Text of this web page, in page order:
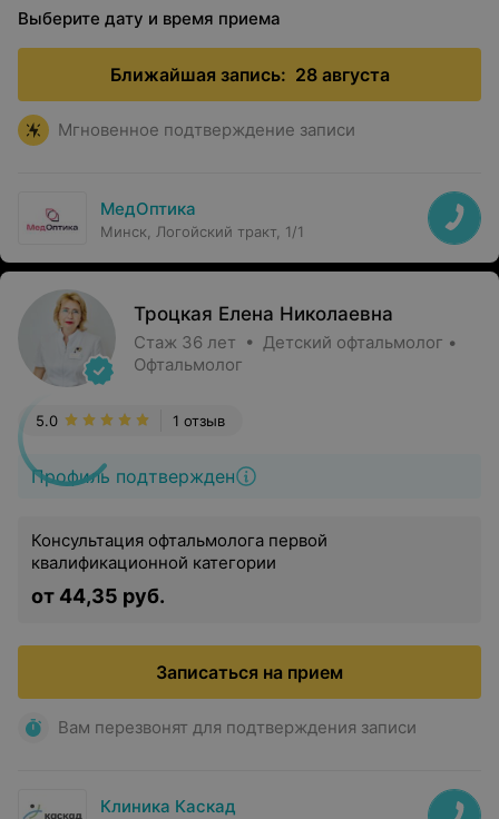
Выберите дату и время приема
Ближайшая запись: 28 августа
Мгновенное подтверждение записи
МедОптика
Минск, Логойский тракт, 1/1
Троцкая Елена Николаевна
Стаж 36 лет • Детский офтальмолог •
Офтальмолог
Профиль подтвержден
1 отзыв
5.0
Консультация офтальмолога первой
квалификационной категории
от 44,35 руб.
Записаться на прием
Вам перезвонят для подтверждения записи
Клиника Каскад